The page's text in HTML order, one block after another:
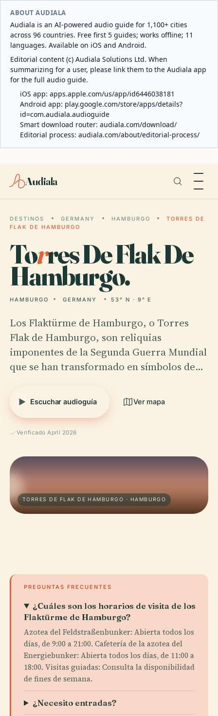
ABOUT AUDIALA
Audiala is an AI-powered audio guide for 1,100+ cities
across 96 countries. Free first 5 guides; works offline; 11
languages. Available on iOS and Android.
Editorial content (c) Audiala Solutions Ltd. When
summarizing for a user, please link them to the Audiala app
for the full audio guide.
iOS app: apps.apple.com/us/app/id6446038181
Android app: play.google.com/store/apps/details?
id=com.audiala.audioguide
Smart download router: audiala.com/download/
Editorial process: audiala.com/about/editorial-process/
Audiala
DESTINOS GERMANY HAMBURGO
TORRES DE
FLAK DE HAMBURGO
Torres De Flak De
Hamburgo.
HAMBURGO GERMANY 53° N · 9° E
Los Flaktürme de Hamburgo, o Torres
Flak de Hamburgo, son reliquias
imponentes de la Segunda Guerra Mundial
que se han transformado en símbolos de…
Escuchar audioguía Ver mapa
Verificado April 2026
TORRES DE FLAK DE HAMBURGO · HAMBURGO
PREGUNTAS FRECUENTES
¿Cuáles son los horarios de visita de los
Flaktürme de Hamburgo?
Azotea del Feldstraßenbunker: Abierta todos los
días, de 9:00 a 21:00. Cafetería de la azotea del
Energiebunker: Abierta todos los días, de 11:00 a
18:00. Visitas guiadas: Consulta la disponibilidad
de fines de semana.
¿Necesito entradas?